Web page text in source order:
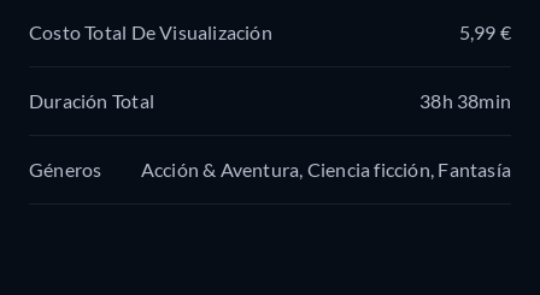
Costo Total De Visualización 5,99 €
Duración Total 38h 38min
Géneros Acción & Aventura, Ciencia ficción, Fantasía